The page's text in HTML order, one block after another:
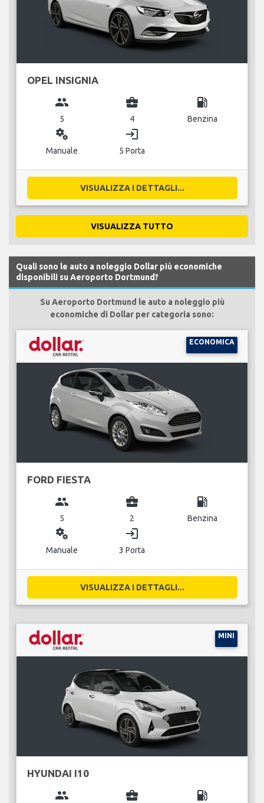
OPEL INSIGNIA
group
5
business_center
4
local_gas_station
Benzina
miscellaneous_services
Manuale
login
5 Porta
VISUALIZZA I DETTAGLI...
VISUALIZZA TUTTO
Quali sono le auto a noleggio Dollar più economiche
disponibili su Aeroporto Dortmund?
Su Aeroporto Dortmund le auto a noleggio più
economiche di Dollar per categoria sono:
ECONOMICA
FORD FIESTA
group
5
business_center
2
local_gas_station
Benzina
miscellaneous_services
Manuale
login
3 Porta
VISUALIZZA I DETTAGLI...
MINI
HYUNDAI I10
group business_center local_gas_station